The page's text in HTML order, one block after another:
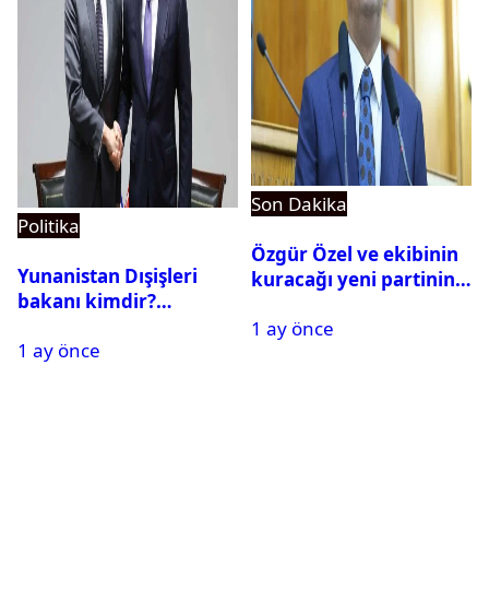
Politika
Yunanistan Dışişleri
bakanı kimdir?
kariyeri ve hayatı,
1 ay önce
Son Dakika
Özgür Özel ve ekibinin
kuracağı yeni partinin
1 ay önce